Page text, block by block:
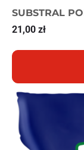
SUBSTRAL
21,00 zł